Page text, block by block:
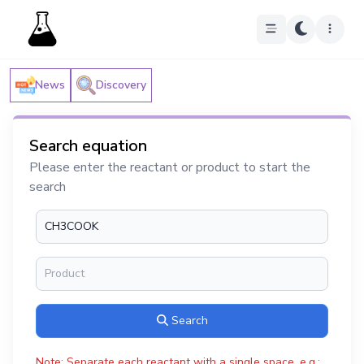
News Discovery
Search equation
Please enter the reactant or product to start the
search
Search